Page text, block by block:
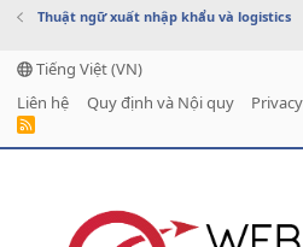
Thuật ngữ xuất nhập khẩu và logistics
Tiếng Việt (VN)
Liên hệ
Quy định và Nội quy
R